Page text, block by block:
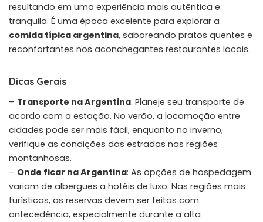
resultando em uma experiência mais autêntica e
tranquila. É uma época excelente para explorar a
comida típica argentina, saboreando pratos quentes e
reconfortantes nos aconchegantes restaurantes locais.
Dicas Gerais
– Transporte na Argentina: Planeje seu transporte de
acordo com a estação. No verão, a locomoção entre
cidades pode ser mais fácil, enquanto no inverno,
verifique as condições das estradas nas regiões
montanhosas.
– Onde ficar na Argentina: As opções de hospedagem
variam de albergues a hotéis de luxo. Nas regiões mais
turísticas, as reservas devem ser feitas com
antecedência, especialmente durante a alta